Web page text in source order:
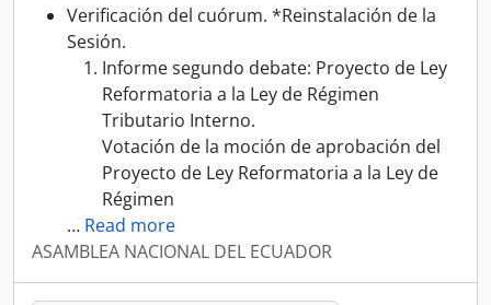
Verificación del cuórum. *Reinstalación de la
Sesión.
Informe segundo debate: Proyecto de Ley
Reformatoria a la Ley de Régimen
Tributario Interno.
Votación de la moción de aprobación del
Proyecto de Ley Reformatoria a la Ley de
Régimen
… Read more
ASAMBLEA NACIONAL DEL ECUADOR